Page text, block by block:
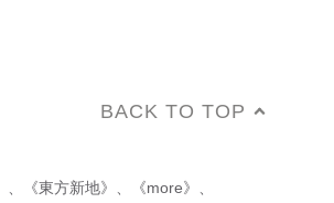
BACK TO TOP
、 《東方新地》 、 《more》 、